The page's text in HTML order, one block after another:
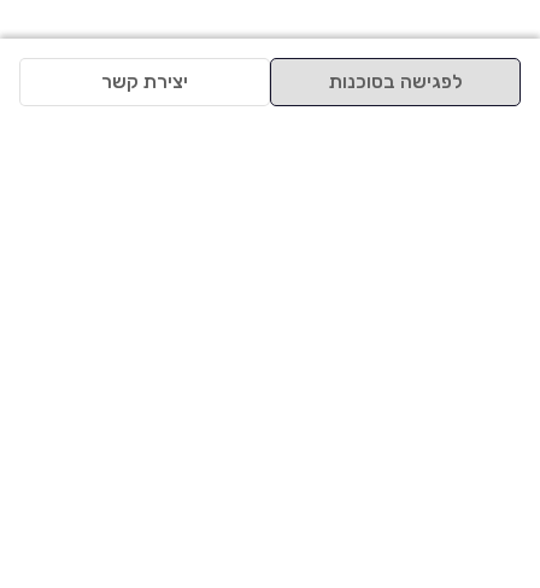
לפגישה בסוכנות יצירת קשר